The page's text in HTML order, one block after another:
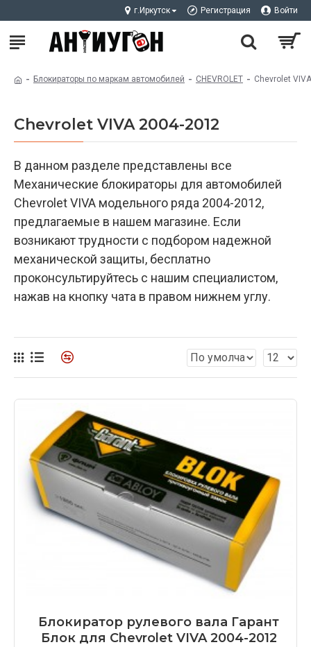
г.Иркутск Регистрация Войти
Блокираторы по маркам автомобилей CHEVROLET Chevrolet
Chevrolet VIVA 2004-2012
В данном разделе представлены все
Механические блокираторы для автомобилей
Chevrolet VIVA модельного ряда 2004-2012,
предлагаемые в нашем магазине. Если
возникают трудности с подбором надежной
механической защиты, бесплатно
проконсультируйтесь с нашим специалистом,
нажав на кнопку чата в правом нижнем углу.
Блокиратор рулевого вала Гарант
Блок для Chevrolet VIVA 2004-2012